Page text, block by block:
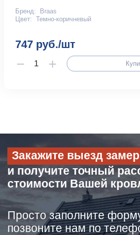
Бренд:
Braas
Цвет: Темно-коричневый
747 руб./шт
Закажите выезд
и получите точный
стоимости Вашей
Просто заполните
позвоните нам по